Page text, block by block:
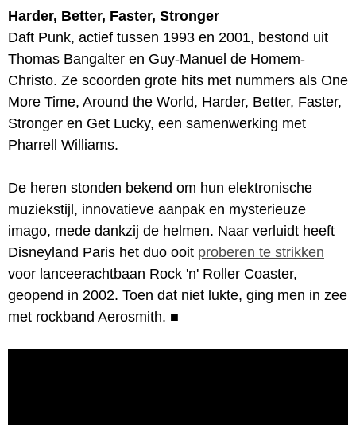
Harder, Better, Faster, Stronger
Daft Punk, actief tussen 1993 en 2001, bestond uit
Thomas Bangalter en Guy-Manuel de Homem-
Christo. Ze scoorden grote hits met nummers als One
More Time, Around the World, Harder, Better, Faster,
Stronger en Get Lucky, een samenwerking met
Pharrell Williams.
De heren stonden bekend om hun elektronische
muziekstijl, innovatieve aanpak en mysterieuze
imago, mede dankzij de helmen. Naar verluidt heeft
Disneyland Paris het duo ooit proberen te strikken
voor lanceerachtbaan Rock 'n' Roller Coaster,
geopend in 2002. Toen dat niet lukte, ging men in zee
met rockband Aerosmith. ■